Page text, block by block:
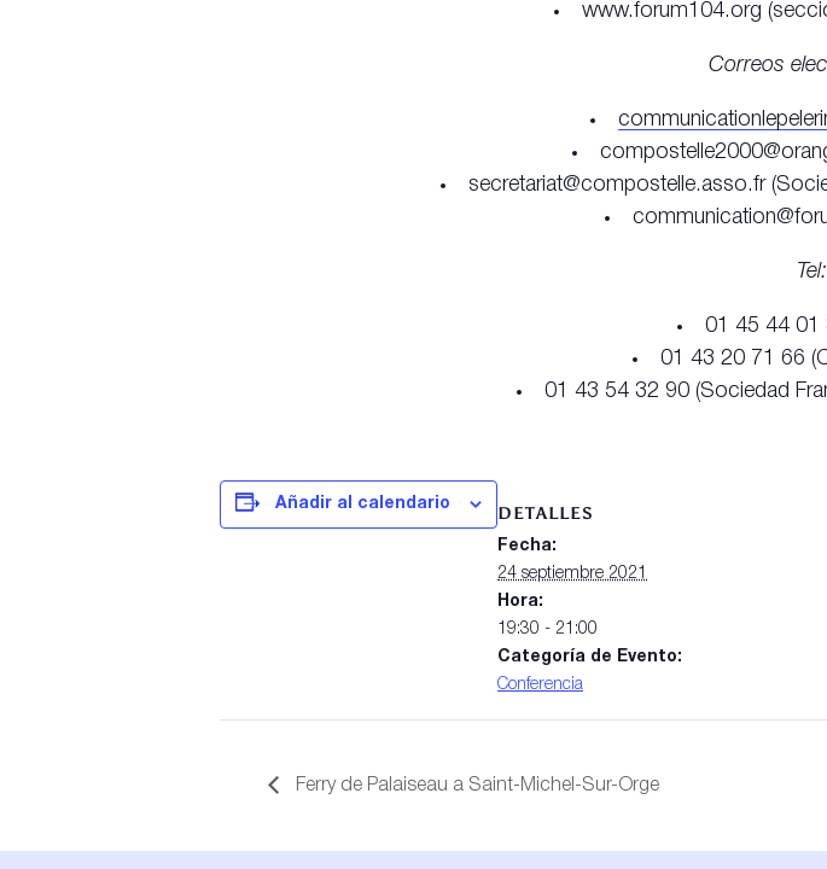
www.forum104.org
Correos
secretariat@compostelle.asso.fr
Tel:
01 45 44 01
01 43 20 71 66
01 43 54 32 90 (Sociedad
Añadir al calendario DETALLES
Fecha:
24 septiembre 2021
Hora:
19:30 - 21:00
Categoría de Evento:
Conferencia
Ferry de Palaiseau a Saint-Michel-Sur-Orge